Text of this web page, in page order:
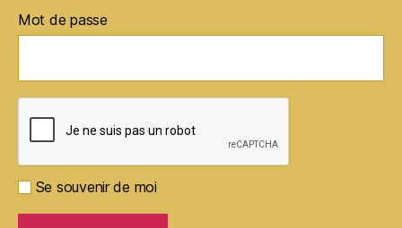
Mot de passe
Se souvenir de moi